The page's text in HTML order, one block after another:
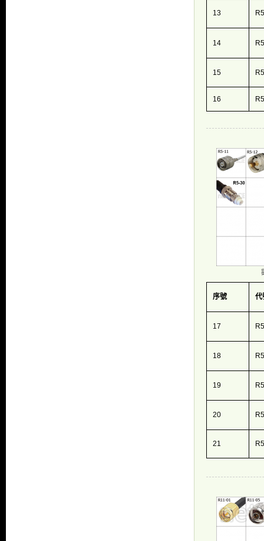
13
14
15
16
序號 代
17
18
19
20
21